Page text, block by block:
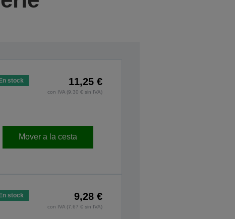
En stock 11,25 €
con IVA (9,30 € sin IVA)
Mover a la cesta
stock 9,28 €
con IVA (7,67 € sin IVA)